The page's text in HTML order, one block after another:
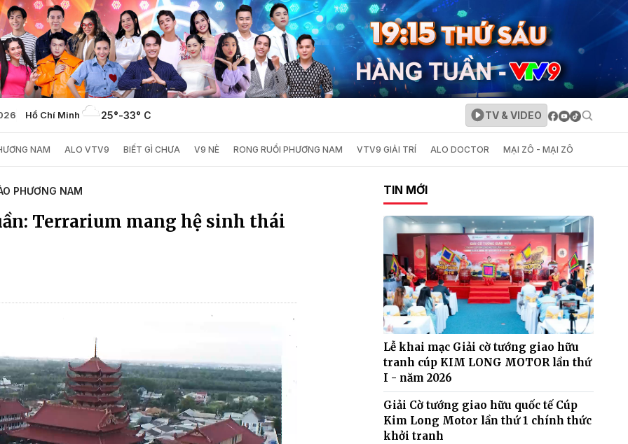
Hồ Chí Minh 25°-33° C TV & VIDEO
NAM ALO VTV9 BIẾT GÌ CHƯA V9 NÈ RONG RUỔI PHƯƠNG NAM VTV9 GIẢI TRÍ ALO DOCTOR MẠI ZÔ - MẠI ZÔ
PHƯƠNG NAM
Terrarium mang hệ sinh thái
TIN MỚI
Lễ khai mạc Giải cờ tướng giao hữu
tranh cúp KIM LONG MOTOR lần thứ
I - năm 2026
Giải Cờ tướng giao hữu quốc tế Cúp
Kim Long Motor lần thứ 1 chính thức
khởi tranh